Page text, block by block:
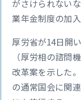
がさけられない
業年金制度の加入
厚労省が14日開
（厚労相の諮問
改革案を示した
の通常国会に関